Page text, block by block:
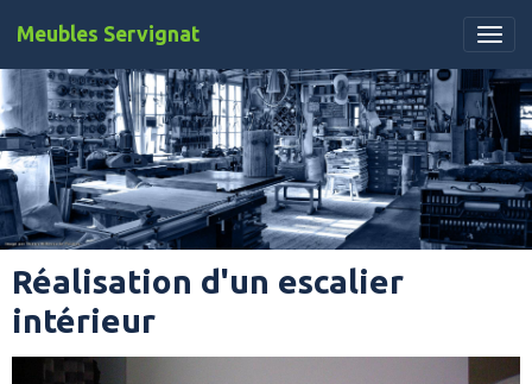
Meubles Servignat
Réalisation d'un escalier
intérieur